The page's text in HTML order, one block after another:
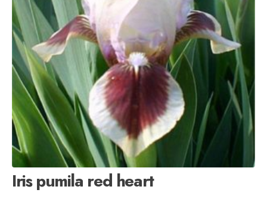
Iris pumila red heart